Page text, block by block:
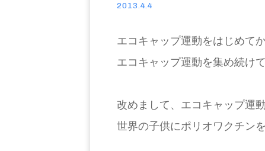
2013.4.4
エコキャップ運動をはじめて
エコキャップ運動を集め続けて
改めまして、エコキャップ運
世界の子供にポリオワクチン